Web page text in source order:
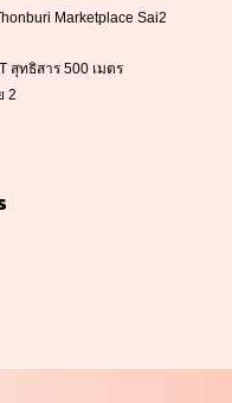
Marketplace Sai2
สุทธิสาร 500 เมตร
2